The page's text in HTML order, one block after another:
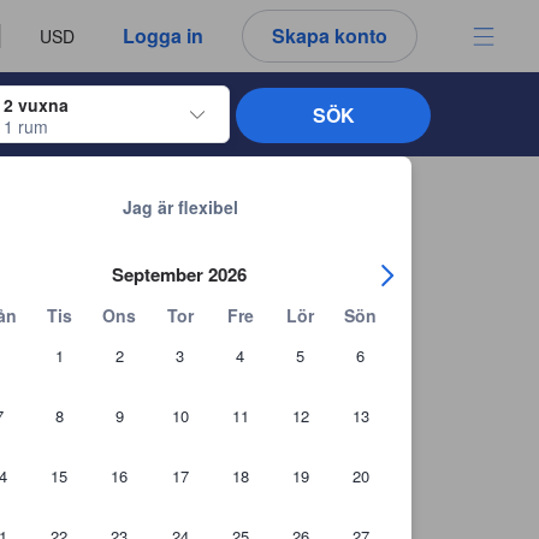
USD Logga in Skapa konto
välja
2 vuxna
1 rum
för att navigera genom in- och utcheckningsdatumen. När du
Jag är flexibel
September 2026
Tis Ons Tor Fre Lör Sön
1 2 3 4 5 6
8 9 10 11 12 13
15 16 17 18 19 20
SÖK
du ser är därför alltid autentiska.